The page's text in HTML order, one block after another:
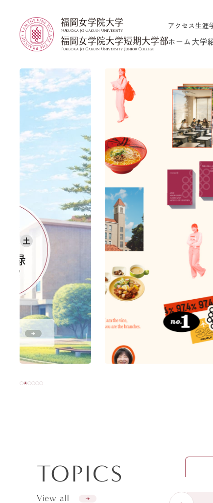
アクセス生涯
ホーム 大学
TOPICS
View all